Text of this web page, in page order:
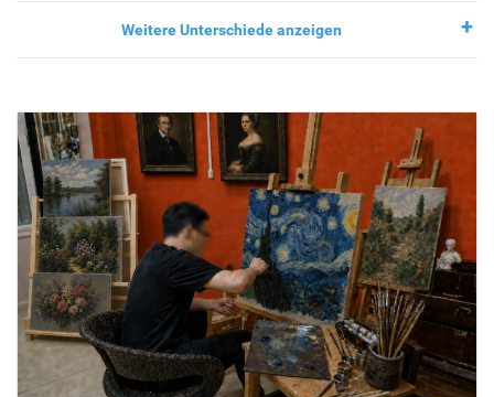
Weitere Unterschiede anzeigen